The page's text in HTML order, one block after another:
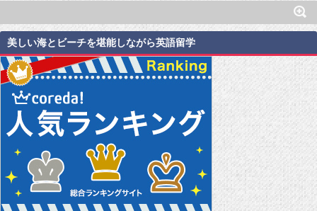
美しい海とビーチを堪能しながら英語留学